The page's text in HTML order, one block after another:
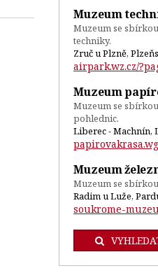
Muzeum
Muzeum se
techniky.
Zruč u Plzně,
Muzeum
Muzeum se
pohlednic.
Liberec - Machnín,
Muzeum
Muzeum se
Radim u Luže,